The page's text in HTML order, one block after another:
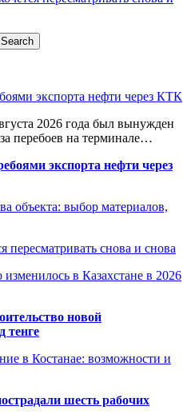
экспорта нефти через КТК
2026 года был вынужден
перебоев на терминале…
экспорта нефти через
объекта: выбор материалов,
снова и снова
в Казахстане в 2026
новой
тенге
в Костанае: возможности и
шесть рабочих